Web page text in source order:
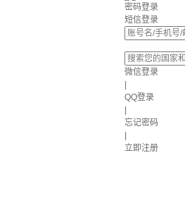
密码登录
短信登录
微信登录
QQ登录
忘记密码
立即注册